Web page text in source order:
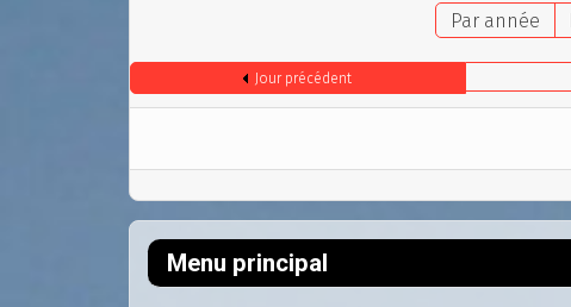
Par année
Jour précédent
Menu principal